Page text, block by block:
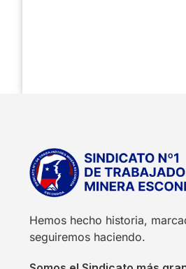
Hemos hecho historia,
seguiremos haciendo.